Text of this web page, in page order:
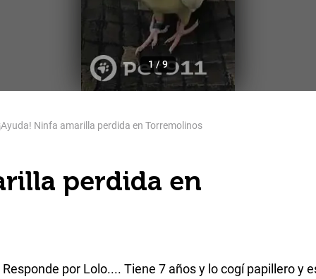
1/9
¡Ayuda! Ninfa amarilla perdida en Torremolinos
perdida en
por Lolo.... Tiene 7 años y lo cogí papillero y